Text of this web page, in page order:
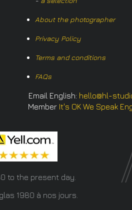
About the photographer
Privacy Policy
Terms and conditions
FAQs
Email English: hello@hl-
Member It's OK We Speak
to the present day.
1980 à nos jours.